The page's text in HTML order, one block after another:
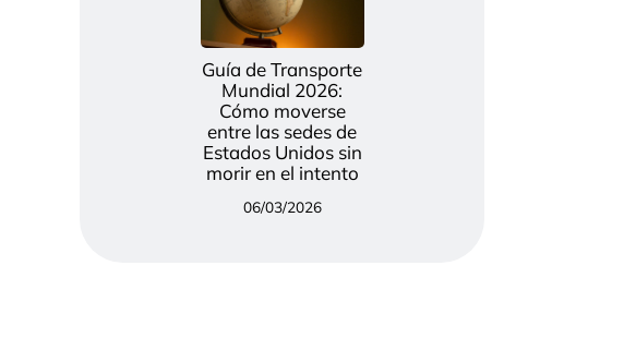
Guía de Transporte
Mundial 2026:
Cómo moverse
entre las sedes de
Estados Unidos sin
morir en el intento
06/03/2026